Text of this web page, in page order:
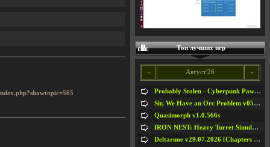
Топ лучших игр
« Август'26 »
Probably Stolen - Cyberpunk Pawnshop Simulator v048c [Playtest]
Sir, We Have an Orc Problem v05.08.2026
Quasimorph v1.0.566s
IRON NEST: Heavy Turret Simulator v1.0a
Deltarune v29.07.2026 [Chapters 1-5] / + RUS [Chapters 1-5]